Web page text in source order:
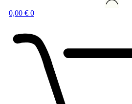
0,00 € 0